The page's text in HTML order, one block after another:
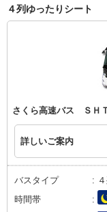
４列ゆったりシート
さくら高速バス ＳＨ
詳しいご案内
バスタイプ
時間帯